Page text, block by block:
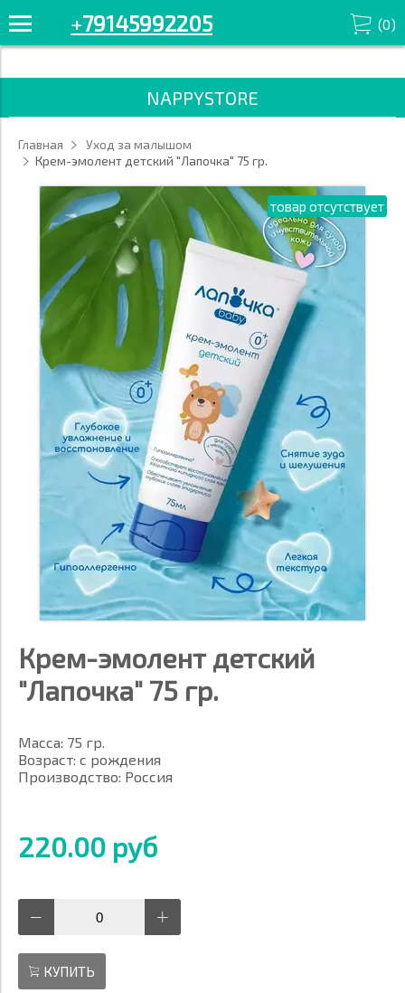
кожей» '/>
+79145992205 (0)
NAPPYSTORE
Главная
Уход за малышом
Крем-эмолент детский "Лапочка" 75 гр.
товар отсутствует
Крем-эмолент детский
"Лапочка" 75 гр.
Масса: 75 гр.
Возраст: с рождения
Производство: Россия
220.00 руб
КУПИТЬ